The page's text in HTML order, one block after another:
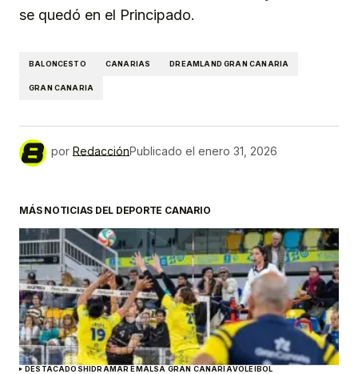
se quedó en el Principado.
BALONCESTO CANARIAS DREAMLAND GRAN CANARIA
GRAN CANARIA
por RedacciónPublicado el enero 31, 2026
MÁS NOTICIAS DEL DEPORTE CANARIO
DESTACADOSHIDRAMAR EMALSA GRAN CANARIAVOLEIBOL